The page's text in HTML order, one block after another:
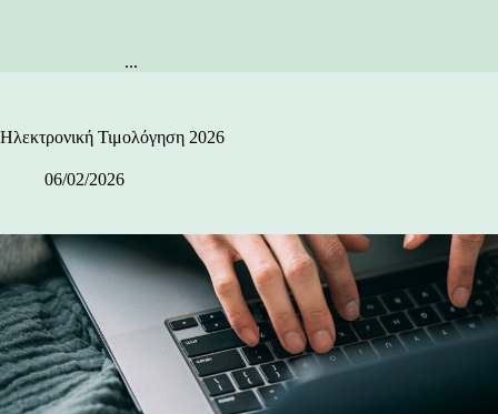
...
Ηλεκτρονική Τιμολόγηση 2026
06/02/2026